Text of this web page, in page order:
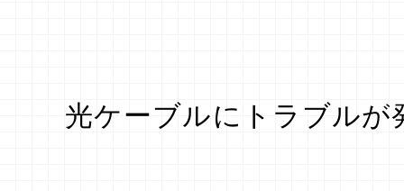
光ケーブルにトラブルが